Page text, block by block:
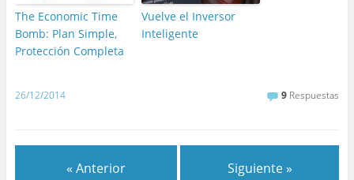
The Economic Time
Bomb: Plan Simple,
Protección Completa
Vuelve el Inversor
Inteligente
26/12/2014 9 Respuestas
« Anterior Siguiente »